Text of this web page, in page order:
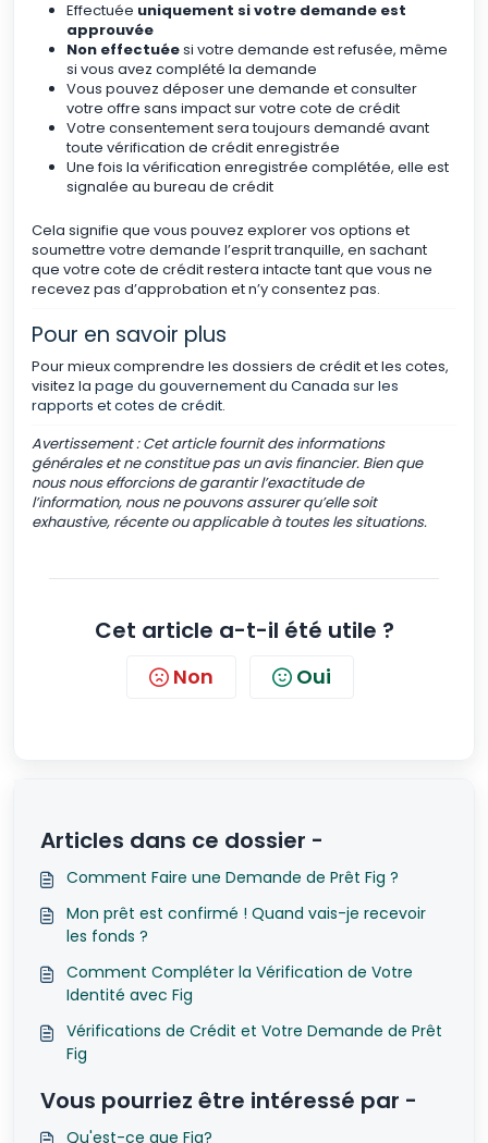
Effectuée uniquement si votre demande est
approuvée
Non effectuéesi votre demande est refusée, même
si vous avez complété la demande
Vous pouvez déposer une demande et consulter
votre offre sans impact sur votre cote de crédit
Votre consentement sera toujours demandé avant
toute vérification de crédit enregistrée
Une fois la vérification enregistrée complétée, elle est
signalée au bureau de crédit
Cela signifie que vous pouvez explorer vos options et
soumettre votre demande l’esprit tranquille, en sachant
que votre cote de crédit restera intacte tant que vous ne
recevez pas d’approbation et n’y consentez pas.
Pour en savoir plus
Pour mieux comprendre les dossiers de crédit et les cotes,
visitez la page du gouvernement du Canada sur les
rapports et cotes de crédit.
Avertissement : Cet article fournit des informations
générales et ne constitue pas un avis financier. Bien que
nous nous efforcions de garantir l’exactitude de
l’information, nous ne pouvons assurer qu’elle soit
exhaustive, récente ou applicable à toutes les situations.
Cet article a-t-il été utile ?
Non Oui
Articles dans ce dossier -
Comment Faire une Demande de Prêt Fig ?
Mon prêt est confirmé ! Quand vais-je recevoir
les fonds ?
Comment Compléter la Vérification de Votre
Identité avec Fig
Vérifications de Crédit et Votre Demande de Prêt
Fig
Vous pourriez être intéressé par -
Qu'est-ce que Fig?